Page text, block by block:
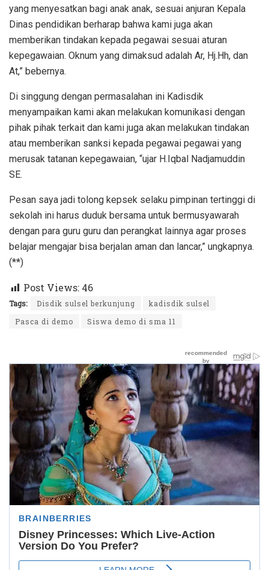
yang menyesatkan bagi anak anak, sesuai anjuran Kepala
Dinas pendidikan berharap bahwa kami juga akan
memberikan tindakan kepada pegawai sesuai aturan
kepegawaian. Oknum yang dimaksud adalah Ar, Hj.Hh, dan
At,” bebernya.
Di singgung dengan permasalahan ini Kadisdik
menyampaikan kami akan melakukan komunikasi dengan
pihak pihak terkait dan kami juga akan melakukan tindakan
atau memberikan sanksi kepada pegawai pegawai yang
merusak tatanan kepegawaian, “ujar H.Iqbal Nadjamuddin
SE.
Pesan saya jadi tolong kepsek selaku pimpinan tertinggi di
sekolah ini harus duduk bersama untuk bermusyawarah
dengan para guru guru dan perangkat lainnya agar proses
belajar mengajar bisa berjalan aman dan lancar,” ungkapnya.
(**)
Post Views: 46
Tags: Disdik sulsel berkunjung
kadisdik sulsel
Pasca di demo
Siswa demo di sma 11